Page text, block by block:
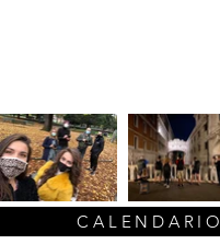
CALENDARIO